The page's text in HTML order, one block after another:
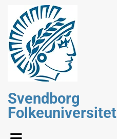
Svendborg
Folkeuniversitet